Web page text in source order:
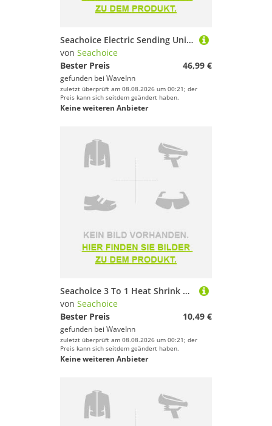
Seachoice Electric Sending Unit Sensor Grau 152-305 mm
von Seachoice
Bester Preis
46,99 €
gefunden bei WaveInn
zuletzt überprüft am 08.08.2026 um 00:21; der
Preis kann sich seitdem geändert haben.
Keine weiteren Anbieter
Seachoice 3 To 1 Heat Shrink Ring Terminal Grün,Grau 6.3 mm-25 Pcs
von Seachoice
Bester Preis
10,49 €
gefunden bei WaveInn
zuletzt überprüft am 08.08.2026 um 00:21; der
Preis kann sich seitdem geändert haben.
Keine weiteren Anbieter